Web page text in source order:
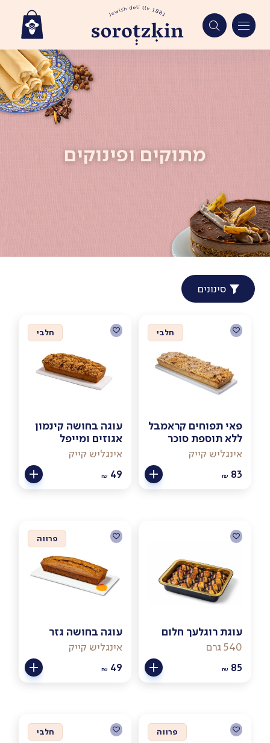
מתוקים ופינוקים
סינונים
חלבי
פאי תפוחים קראמבל
ללא תוספת סוכר
אינגליש קייק
₪ 83
חלבי
עוגה בחושה קינמון
אגוזים ומייפל
אינגליש קייק
₪ 49
עוגת רוגלעך חלום
540 גרם
₪ 85
פרווה
עוגה בחושה גזר
אינגליש קייק
₪ 49
פרווה חלבי